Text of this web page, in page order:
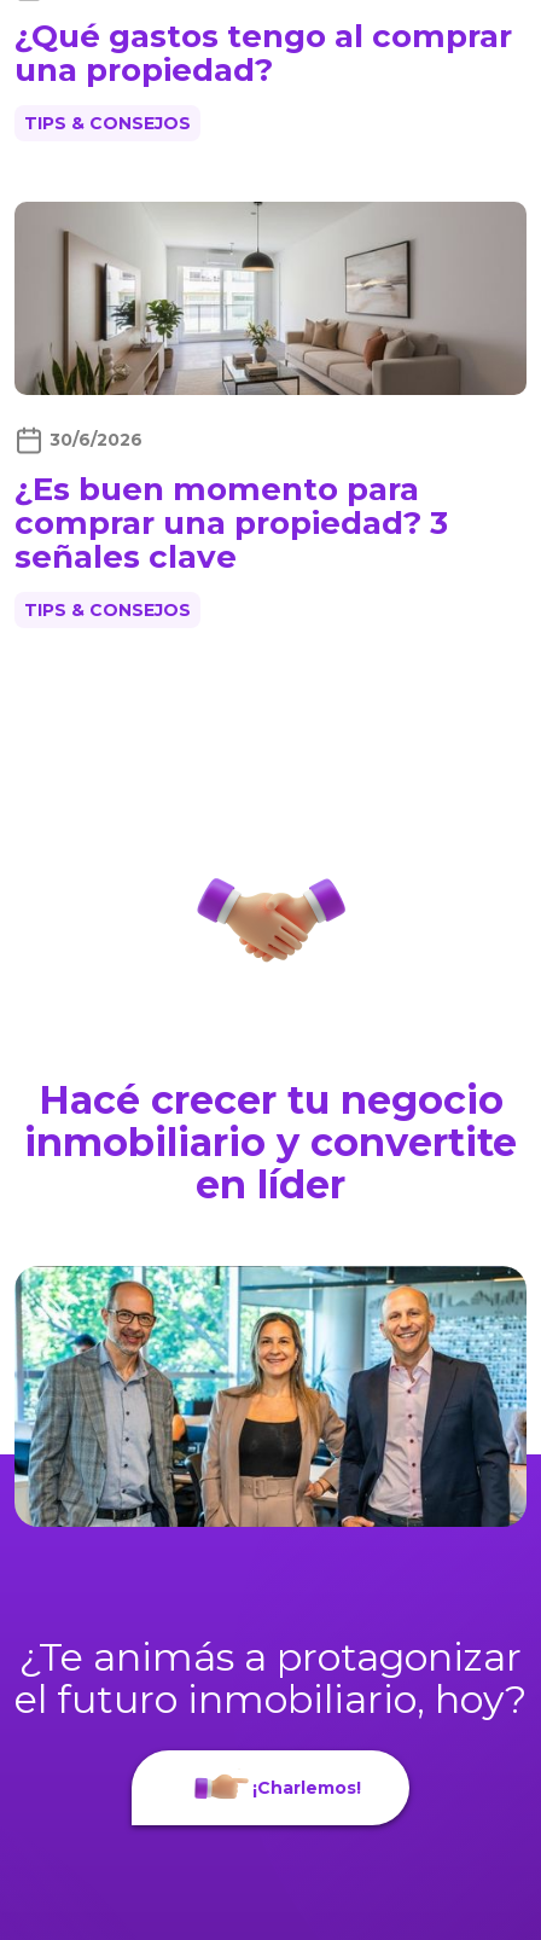
¿Qué gastos tengo al comprar
una propiedad?
TIPS & CONSEJOS
30/6/2026
¿Es buen momento para
comprar una propiedad? 3
señales clave
TIPS & CONSEJOS
Hacé crecer tu negocio
inmobiliario y convertite
en líder
¿Te animás a protagonizar
el futuro inmobiliario, hoy?
¡Charlemos!